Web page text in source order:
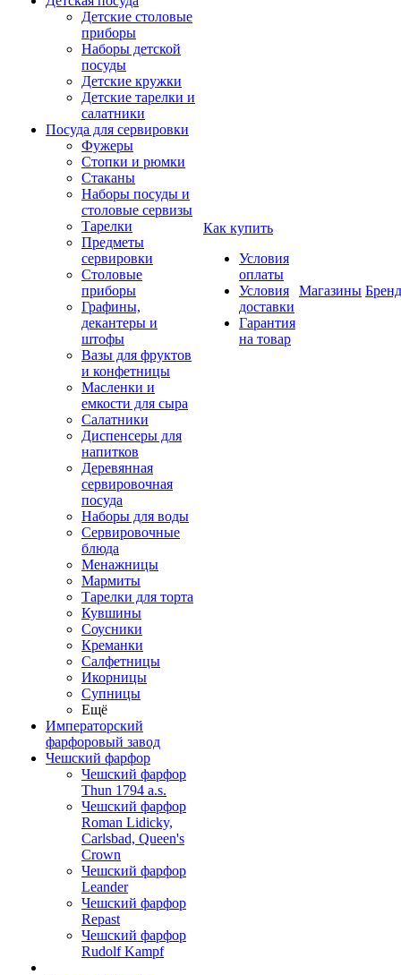
Детские столовые
приборы
Наборы детской
посуды
Детские кружки
Детские тарелки и
салатники
Посуда для сервировки
Фужеры
Стопки и рюмки
Стаканы
Наборы посуды и
столовые сервизы
Тарелки
Предметы
сервировки
Столовые
приборы
Графины,
декантеры и
штофы
Вазы для фруктов
и конфетницы
Масленки и
емкости для сыра
Салатники
Диспенсеры для
напитков
Деревянная
сервировочная
посуда
Наборы для воды
Сервировочные
блюда
Менажницы
Мармиты
Тарелки для торта
Кувшины
Соусники
Креманки
Салфетницы
Икорницы
Супницы
Ещё
Императорский
фарфоровый завод
Чешский фарфор
Чешский фарфор
Thun 1794 a.s.
Чешский фарфор
Roman Lidicky,
Carlsbad, Queen's
Crown
Чешский фарфор
Leander
Чешский фарфор
Repast
Чешский фарфор
Rudolf Kampf
Как купить
Условия
оплаты
Условия
доставки
Гарантия
на товар
Магазины